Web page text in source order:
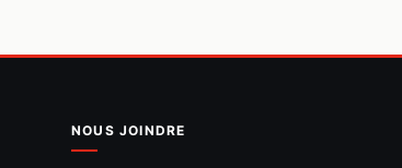
NOUS JOINDRE